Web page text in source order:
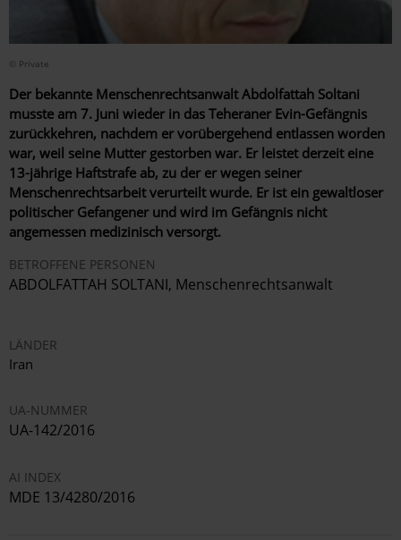
© Private
Der bekannte Menschenrechtsanwalt Abdolfattah Soltani
musste am 7. Juni wieder in das Teheraner Evin-Gefängnis
zurückkehren, nachdem er vorübergehend entlassen worden
war, weil seine Mutter gestorben war. Er leistet derzeit eine
13-jährige Haftstrafe ab, zu der er wegen seiner
Menschenrechtsarbeit verurteilt wurde. Er ist ein gewaltloser
politischer Gefangener und wird im Gefängnis nicht
angemessen medizinisch versorgt.
BETROFFENE PERSONEN
ABDOLFATTAH SOLTANI, Menschenrechtsanwalt
LÄNDER
Iran
UA-NUMMER
UA-142/2016
AI INDEX
MDE 13/4280/2016